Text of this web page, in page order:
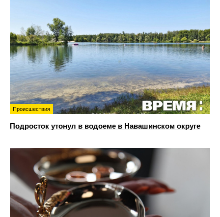
Происшествия
Подросток утонул в водоеме в Навашинском округе